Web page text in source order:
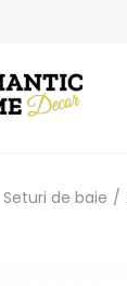
Seturi de baie